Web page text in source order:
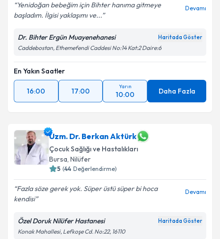
Yenidoğan bebeğim için Bihter hanıma gitmeye
başladım. İlgisi yaklaşımı ve...
Devamı
Dr. Bihter Ergün Muayenehanesi Haritada Göster
Caddebostan, Ethemefendi Caddesi No:14 Kat:2 Daire:6
En Yakın Saatler
16:00 17:00
Yarın
10:00 Daha Fazla
Uzm. Dr. Berkan Aktürk
Çocuk Sağlığı ve Hastalıkları
Bursa, Nilüfer
5 (44 Değerlendirme)
Fazla söze gerek yok. Süper üstü süper bi hoca
kendisi
Devamı
Özel Doruk Nilüfer Hastanesi Haritada Göster
Konak Mahallesi, Lefkoşe Cd. No:22, 16110